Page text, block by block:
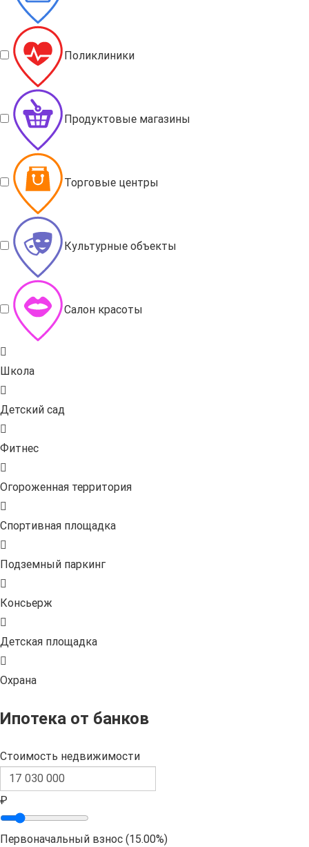
Поликлиники
Продуктовые магазины
Торговые центры
Культурные объекты
Салон красоты
Школа
Детский сад
Фитнес
Огороженная территория
Спортивная площадка
Подземный паркинг
Консьерж
Детская площадка
Охрана
Ипотека от банков
Стоимость недвижимости
₽
Первоначальный взнос (15.00%)